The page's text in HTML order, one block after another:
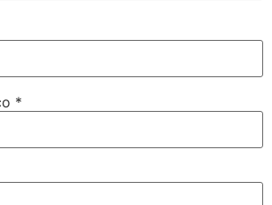
*